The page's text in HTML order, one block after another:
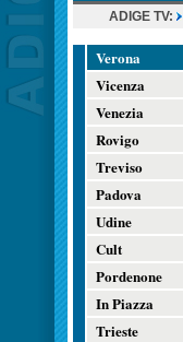
ADIGE TV:
Verona
Vicenza
Venezia
Rovigo
Treviso
Padova
Udine
Cult
Pordenone
In Piazza
Trieste